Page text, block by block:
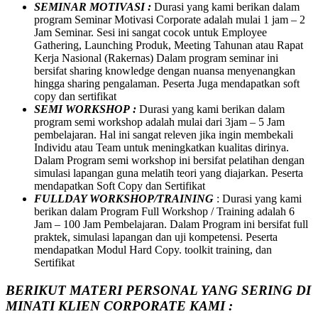
SEMINAR MOTIVASI : Durasi yang kami berikan dalam
program Seminar Motivasi Corporate adalah mulai 1 jam – 2
Jam Seminar. Sesi ini sangat cocok untuk Employee
Gathering, Launching Produk, Meeting Tahunan atau Rapat
Kerja Nasional (Rakernas) Dalam program seminar ini
bersifat sharing knowledge dengan nuansa menyenangkan
hingga sharing pengalaman. Peserta Juga mendapatkan soft
copy dan sertifikat
SEMI WORKSHOP : Durasi yang kami berikan dalam
program semi workshop adalah mulai dari 3jam – 5 Jam
pembelajaran. Hal ini sangat releven jika ingin membekali
Individu atau Team untuk meningkatkan kualitas dirinya.
Dalam Program semi workshop ini bersifat pelatihan dengan
simulasi lapangan guna melatih teori yang diajarkan. Peserta
mendapatkan Soft Copy dan Sertifikat
FULLDAY WORKSHOP/TRAINING : Durasi yang kami
berikan dalam Program Full Workshop / Training adalah 6
Jam – 100 Jam Pembelajaran. Dalam Program ini bersifat full
praktek, simulasi lapangan dan uji kompetensi. Peserta
mendapatkan Modul Hard Copy. toolkit training, dan
Sertifikat
BERIKUT MATERI PERSONAL YANG SERING DI
MINATI KLIEN CORPORATE KAMI :